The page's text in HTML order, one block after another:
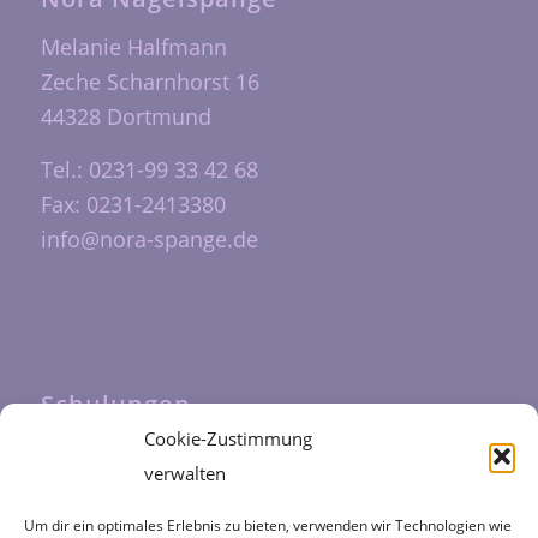
Cookie-Zustimmung
verwalten
Um dir ein optimales Erlebnis zu bieten, verwenden wir Technologien wie
Melanie Halfmann
Zeche Scharnhorst 16
44328 Dortmund
Tel.: 0231-99 33 42 68
Fax: 0231-2413380
info@nora-spange.de
Schulungen
Unsere Schulungen werden durch das
Fortbildungszentrum Halfmann